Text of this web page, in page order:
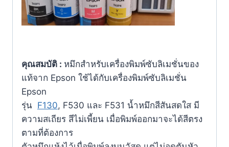
คุณสมบัติ : หมึกสำหรับเครื่องพิมพ์ซับลิเมชั่นของ
แท้จาก Epson ใช้ได้กับเครื่องพิมพ์ซับลิเมชั่น
Epson
รุ่น F130, F530 และ F531 น้ำหมึกสีสันสดใส มี
ความสเถียร สีไม่เพี้ยน เมื่อพิมพ์ออกมาจะได้สีตรง
ตามที่ต้องการ